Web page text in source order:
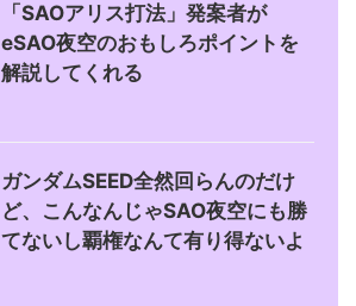
「SAOアリス打法」発案者が
eSAO夜空のおもしろポイントを
解説してくれる
ガンダムSEED全然回らんのだけ
ど、こんなんじゃSAO夜空にも勝
てないし覇権なんて有り得ないよ